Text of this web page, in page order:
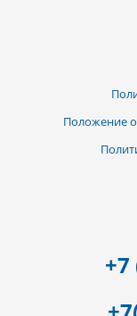
Положение
+7